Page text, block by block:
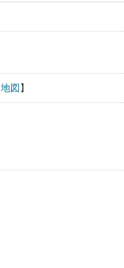
地図 】